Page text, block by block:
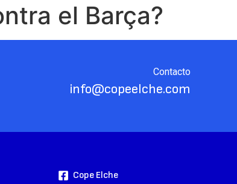
el Barça?
Contacto
info@copeelche.com
Cope Elche